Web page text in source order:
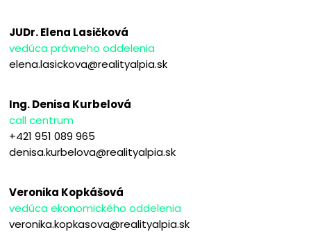
JUDr. Elena Lasičková
vedúca právneho oddelenia
elena.lasickova@realityalpia.sk
Ing. Denisa Kurbelová
call centrum
+421 951 089 965
denisa.kurbelova@realityalpia.sk
Veronika Kopkášová
vedúca ekonomického oddelenia
veronika.kopkasova@realityalpia.sk